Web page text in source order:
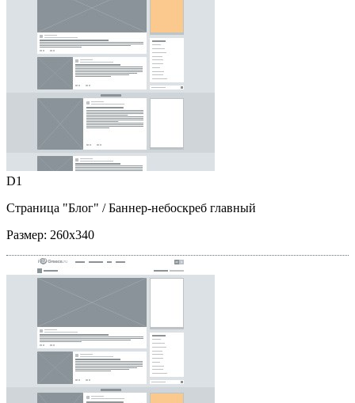
D1
Страница "Блог" / Баннер-небоскреб главный
Размер: 260x340